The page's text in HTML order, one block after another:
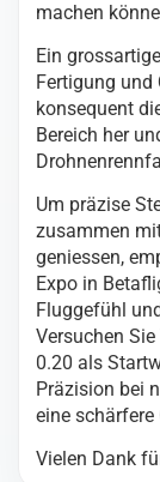
machen
Ein
Fertigung
konsequent
Bereich her
Um präzise
zusammen
geniessen,
Expo in
Fluggefühl
Versuchen
0.20 als
Präzision bei
eine schärfere
Vielen Dank